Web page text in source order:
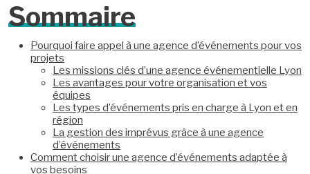
Sommaire
Pourquoi faire appel à une agence d’événements pour vos
projets
Les missions clés d’une agence événementielle Lyon
Les avantages pour votre organisation et vos
équipes
Les types d’événements pris en charge à Lyon et en
région
La gestion des imprévus grâce à une agence
d’événements
Comment choisir une agence d’événements adaptée à
vos besoins